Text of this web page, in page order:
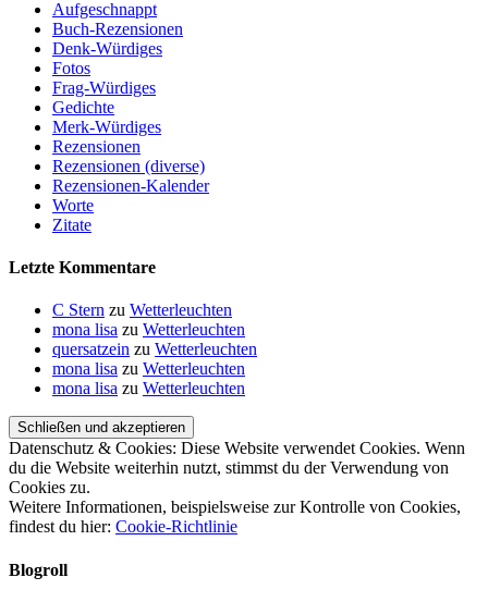
Aufgeschnappt
Buch-Rezensionen
Denk-Würdiges
Fotos
Frag-Würdiges
Gedichte
Merk-Würdiges
Rezensionen
Rezensionen (diverse)
Rezensionen-Kalender
Worte
Zitate
Letzte Kommentare
C Stern zu Wetterleuchten
mona lisa zu Wetterleuchten
quersatzein zu Wetterleuchten
mona lisa zu Wetterleuchten
mona lisa zu Wetterleuchten
Datenschutz & Cookies: Diese Website verwendet Cookies. Wenn
du die Website weiterhin nutzt, stimmst du der Verwendung von
Cookies zu.
Weitere Informationen, beispielsweise zur Kontrolle von Cookies,
findest du hier: Cookie-Richtlinie
Blogroll